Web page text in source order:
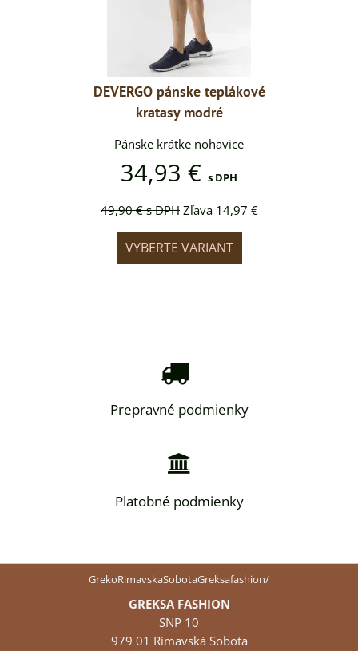
DEVERGO pánske teplákové
kratasy modré
Pánske krátke nohavice
34,93 € s DPH
49,90 €s DPH Zľava 14,97 €
VYBERTE VARIANT
Prepravné podmienky
Platobné podmienky
GrekoRimavskaSobotaGreksafashion/
GREKSA FASHION
SNP 10
979 01 Rimavská Sobota